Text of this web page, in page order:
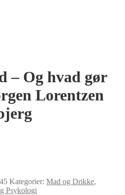
– Og hvad gør
Lorentzen
Kategorier: Mad og Drikke,
Psykologi